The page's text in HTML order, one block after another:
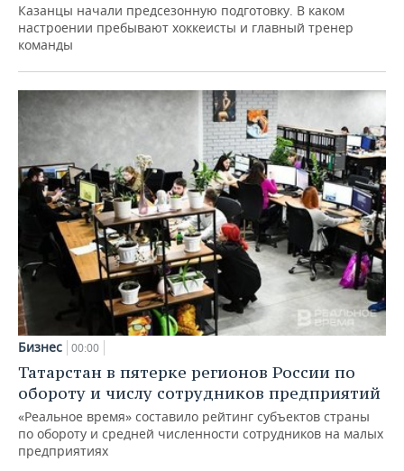
Казанцы начали предсезонную подготовку. В каком
настроении пребывают хоккеисты и главный тренер
команды
Бизнес 00:00
Татарстан в пятерке регионов России по
обороту и числу сотрудников предприятий
«Реальное время» составило рейтинг субъектов страны
по обороту и средней численности сотрудников на малых
предприятиях